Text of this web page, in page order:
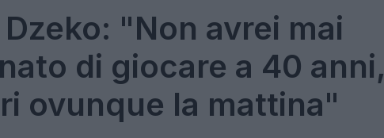
"Non avrei mai
di giocare a 40 anni,
ovunque la mattina"